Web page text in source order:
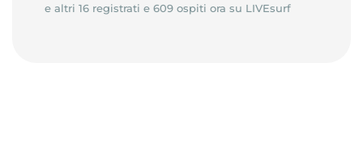
e altri 16 registrati e 609 ospiti ora su LIVEsurf